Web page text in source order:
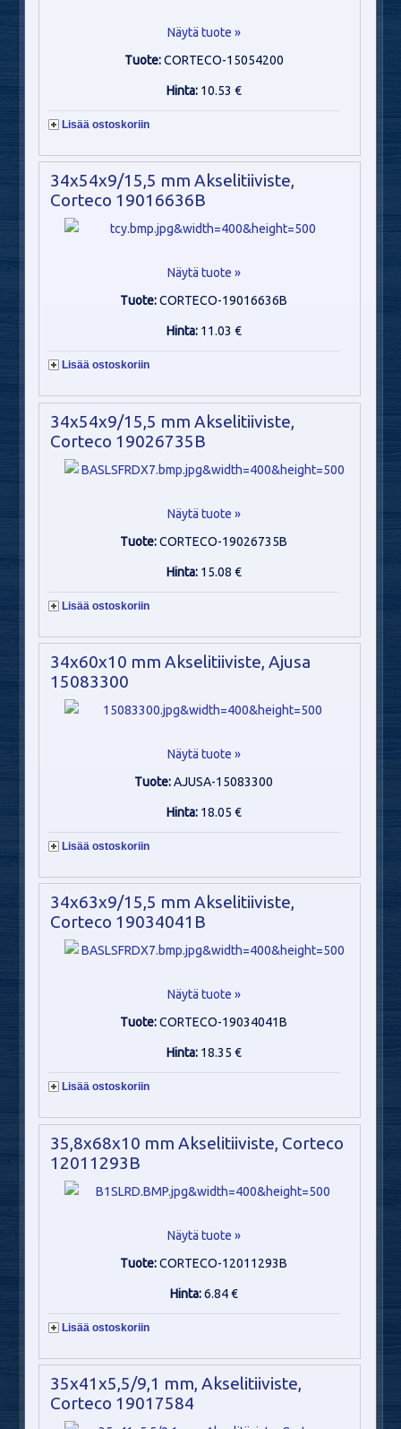
Näytä tuote »
Tuote:CORTECO-15054200
Hinta: 10.53 €
Lisää ostoskoriin
34x54x9/15,5 mm Akselitiiviste,
Corteco 19016636B
Näytä tuote »
Tuote:CORTECO-19016636B
Hinta: 11.03 €
Lisää ostoskoriin
34x54x9/15,5 mm Akselitiiviste,
Corteco 19026735B
Näytä tuote »
Tuote:CORTECO-19026735B
Hinta: 15.08 €
Lisää ostoskoriin
34x60x10 mm Akselitiiviste, Ajusa
15083300
Näytä tuote »
Tuote:AJUSA-15083300
Hinta: 18.05 €
Lisää ostoskoriin
34x63x9/15,5 mm Akselitiiviste,
Corteco 19034041B
Näytä tuote »
Tuote:CORTECO-19034041B
Hinta: 18.35 €
Lisää ostoskoriin
35,8x68x10 mm Akselitiiviste, Corteco
12011293B
Näytä tuote »
Tuote:CORTECO-12011293B
Hinta:6.84 €
Lisää ostoskoriin
35x41x5,5/9,1 mm, Akselitiiviste,
Corteco 19017584